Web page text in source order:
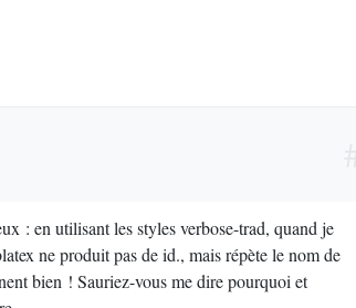
: en utilisant les styles verbose-trad, quand je
ne produit pas de id., mais répète le nom de
bien ! Sauriez-vous me dire pourquoi et